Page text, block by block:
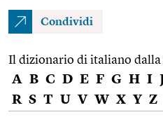
Condividi
Il dizionario di italiano dalla
A B C D E F G H I
R S T U V W X Y Z